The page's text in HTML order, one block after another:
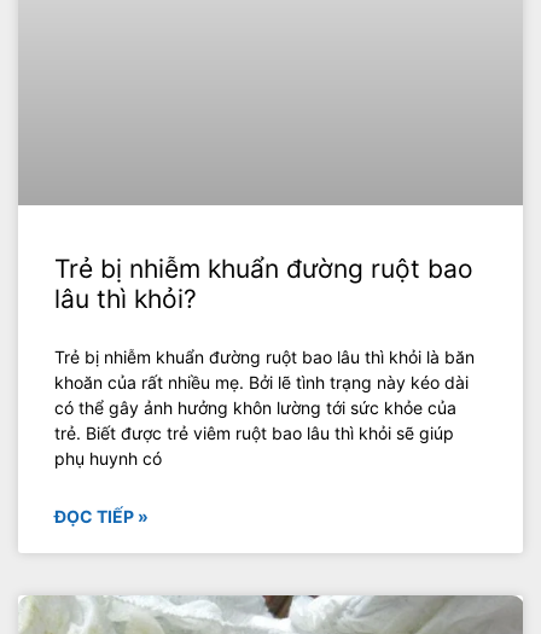
Trẻ bị nhiễm khuẩn đường ruột bao
lâu thì khỏi?
Trẻ bị nhiễm khuẩn đường ruột bao lâu thì khỏi là băn
khoăn của rất nhiều mẹ. Bởi lẽ tình trạng này kéo dài
có thể gây ảnh hưởng khôn lường tới sức khỏe của
trẻ. Biết được trẻ viêm ruột bao lâu thì khỏi sẽ giúp
phụ huynh có
ĐỌC TIẾP »